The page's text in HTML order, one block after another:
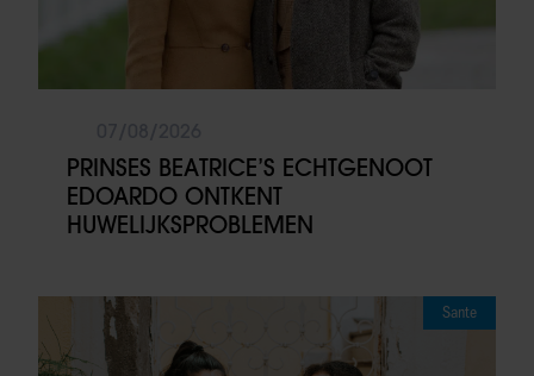
PRINSES BEATRICE’S ECHTGENOOT
EDOARDO ONTKENT
HUWELIJKSPROBLEMEN
Sante